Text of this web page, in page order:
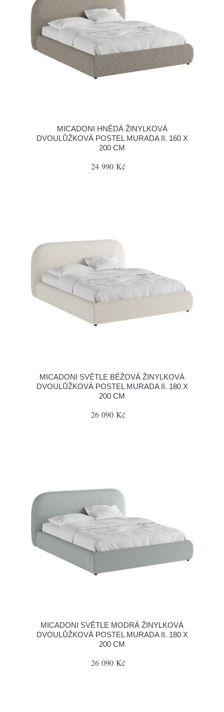
MICADONI HNĚDÁ ŽINYLKOVÁ
DVOULŮŽKOVÁ POSTEL MURADA II. 160 X
200 CM
24 990 Kč
MICADONI SVĚTLE BÉŽOVÁ ŽINYLKOVÁ
DVOULŮŽKOVÁ POSTEL MURADA II. 180 X
200 CM
26 090 Kč
MICADONI SVĚTLE MODRÁ ŽINYLKOVÁ
DVOULŮŽKOVÁ POSTEL MURADA II. 180 X
200 CM
26 090 Kč